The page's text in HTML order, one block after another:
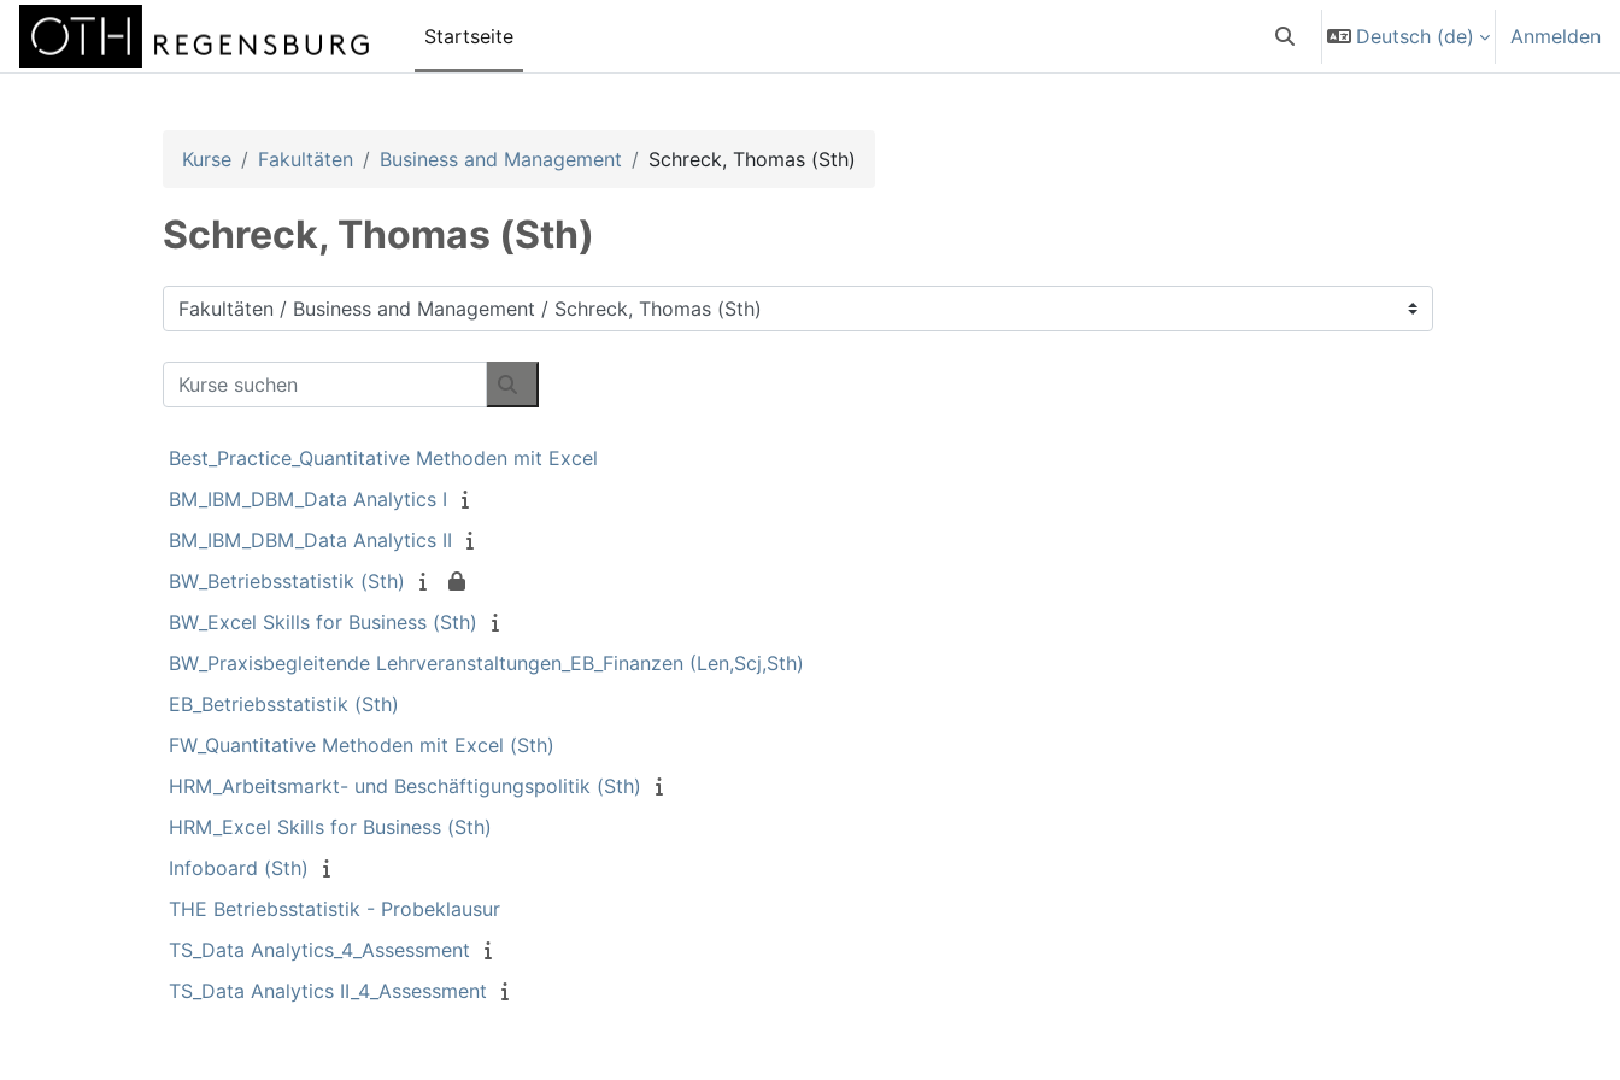
Zum Hauptinhalt
Startseite
Sucheingabe umschalten
Deutsch ‎(de)‎ Anmelden
Kurse Fakultäten Business and Management Schreck, Thomas (Sth)
Schreck, Thomas (Sth)
Kursbereiche
Kurse suchen
Kurse suchen
Best_Practice_Quantitative Methoden mit Excel
BM_IBM_DBM_Data Analytics I
BM_IBM_DBM_Data Analytics II
BW_Betriebsstatistik (Sth)
BW_Excel Skills for Business (Sth)
BW_Praxisbegleitende Lehrveranstaltungen_EB_Finanzen (Len,Scj,Sth)
EB_Betriebsstatistik (Sth)
FW_Quantitative Methoden mit Excel (Sth)
HRM_Arbeitsmarkt- und Beschäftigungspolitik (Sth)
HRM_Excel Skills for Business (Sth)
Infoboard (Sth)
THE Betriebsstatistik - Probeklausur
TS_Data Analytics_4_Assessment
TS_Data Analytics II_4_Assessment